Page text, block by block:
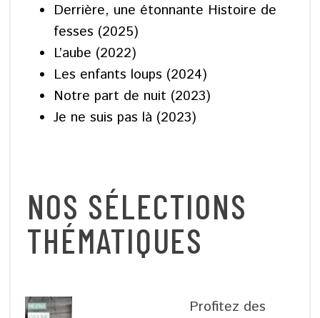
Derrière, une étonnante Histoire de
fesses (2025)
L’aube (2022)
Les enfants loups (2024)
Notre part de nuit (2023)
Je ne suis pas là (2023)
NOS SÉLECTIONS
THÉMATIQUES
Profitez des